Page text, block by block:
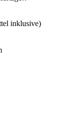
inklusive)